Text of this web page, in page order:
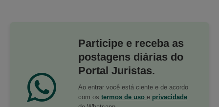
Participe e receba as
postagens diárias do
Portal Juristas.
Ao entrar você está ciente e de acordo
com os termos de uso e privacidade